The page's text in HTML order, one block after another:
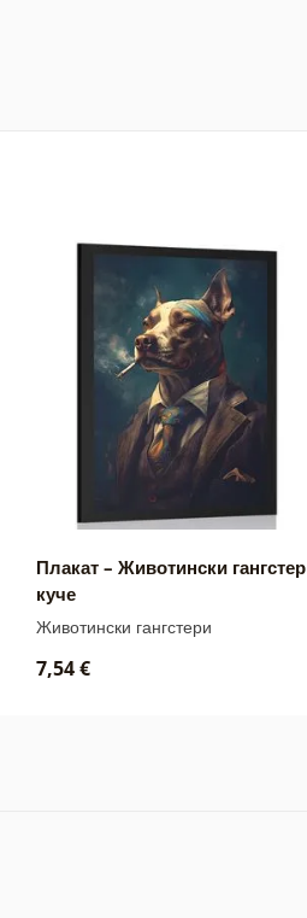
Плакат – Животински гангстер
куче
Животински гангстери
7,54 €